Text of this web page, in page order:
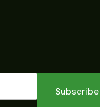
Subscribe